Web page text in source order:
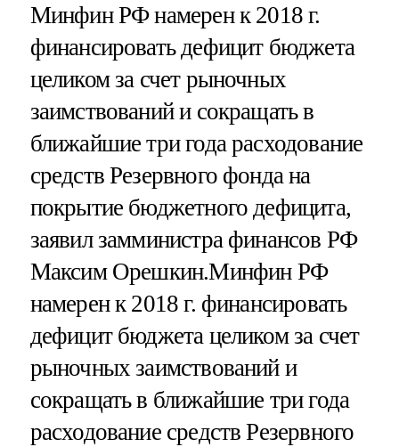
Минфин РФ намерен к 2018 г.
финансировать дефицит бюджета
целиком за счет рыночных
заимствований и сокращать в
ближайшие три года расходование
средств Резервного фонда на
покрытие бюджетного дефицита,
заявил замминистра финансов РФ
Максим Орешкин.Минфин РФ
намерен к 2018 г. финансировать
дефицит бюджета целиком за счет
рыночных заимствований и
сокращать в ближайшие три года
расходование средств Резервного